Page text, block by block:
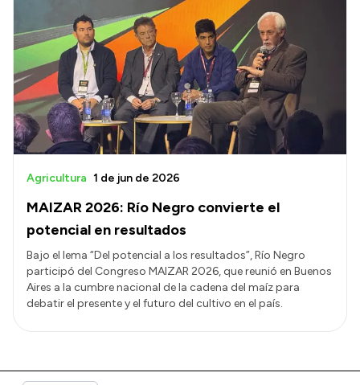
MAIZAR 2026: Río Negro convierte el
potencial en resultados
Agricultura 1 de jun de 2026
Bajo el lema “Del potencial a los resultados”, Río Negro
participó del Congreso MAIZAR 2026, que reunió en Buenos
Aires a la cumbre nacional de la cadena del maíz para
debatir el presente y el futuro del cultivo en el país.